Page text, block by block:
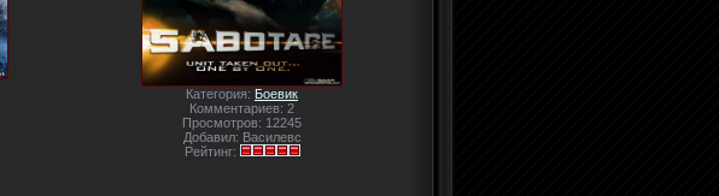
Категория: Боевик
Комментариев: 2
Просмотров: 12245
Добавил: Василевс
Рейтинг: